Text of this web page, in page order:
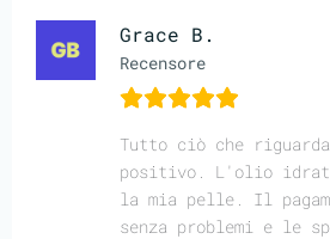
Grace B.
Recensore
Tutto ciò che
positivo. L'olio idrata
la mia pelle. Il
senza problemi e le